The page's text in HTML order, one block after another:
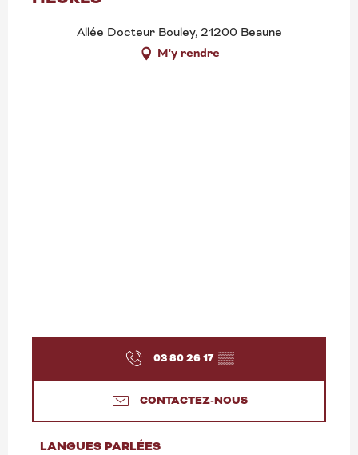
Allée Docteur Bouley, 21200 Beaune
M'y rendre
03 80 26 17 ▒▒
CONTACTEZ-NOUS
LANGUES PARLÉES
LANGUES PARLÉES